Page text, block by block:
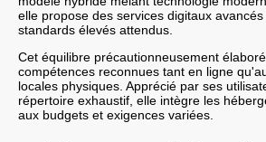
elle propose des services digitaux
standards élevés attendus.
Cet équilibre précautionneusement
compétences reconnues tant en ligne
locales physiques. Apprécié par ses
répertoire exhaustif, elle intègre les
aux budgets et exigences variées.